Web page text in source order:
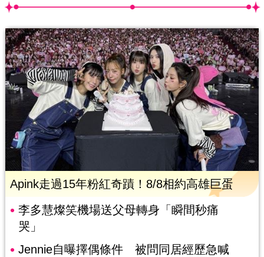
Apink走過15年粉紅奇蹟！8/8相約高雄巨蛋
李多慧燦笑機場送父母轉身「瞬間秒痛
哭」
Jennie自曝擇偶條件 被問同居經歷急喊